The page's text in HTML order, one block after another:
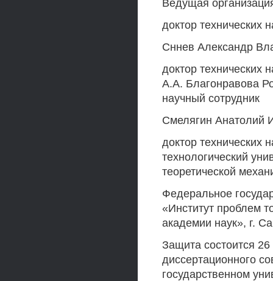
Ведущая
доктор технических
Сннев Александр
доктор технических
A.A. Благонравова
научный сотрудник
Смелягин Анатолий
доктор технических
технологический
теоретической
Федеральное
«Институт проблем
академии наук», г.
Защита состоится
диссертационного
государственном